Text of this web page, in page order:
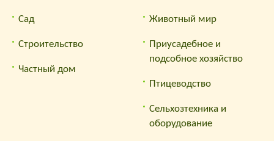
Сад
Строительство
Частный дом
Животный мир
Приусадебное и
подсобное хозяйство
Птицеводство
Сельхозтехника и
оборудование